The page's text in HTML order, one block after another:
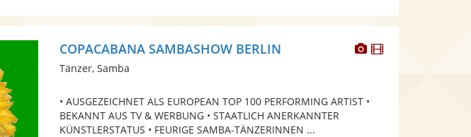
DieserDieser
COPACABANA SAMBASHOW BERLIN
Tänzer, Samba
• AUSGEZEICHNET ALS EUROPEAN TOP 100 PERFORMING ARTIST •
BEKANNT AUS TV & WERBUNG • STAATLICH ANERKANNTER
KÜNSTLERSTATUS • FEURIGE SAMBA-TÄNZERINNEN ...